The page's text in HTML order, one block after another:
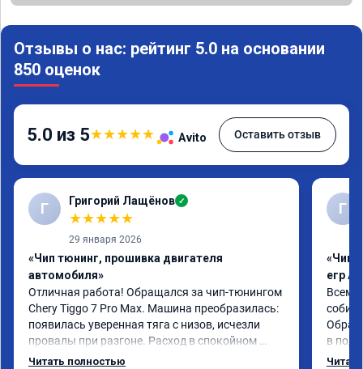
Отзывы о нас: рейтинг 5.0 на основании
850 оценок
5.0 из 5★★★★★ Avito Оставить отзыв
Г Григорий Лащёнов ✓
★★★★★
29 января 2026
«Чип тюнинг, прошивка двигателя
автомобиля»
Отличная работа! Обращался за чип-тюнингом
Chery Tiggo 7 Pro Max. Машина преобразилась:
появилась уверенная тяга с низов, исчезли
провалы при разгоне. Расход в спокойном
режиме даже немного снизился. Все сделали
Читать полностью
Г
«Чип
егр
Всем
в